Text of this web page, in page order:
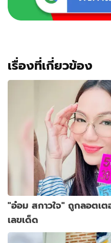
เรื่องที่เกี่ยวข้อง
"อ๋อม สกาวใจ" ถูกลอตเ
เลขเด็ด